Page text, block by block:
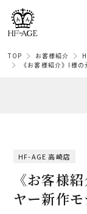
TOP お客様紹介
《お客様紹介》I様
HF-AGE 高崎店
《お客様
ヤー新作